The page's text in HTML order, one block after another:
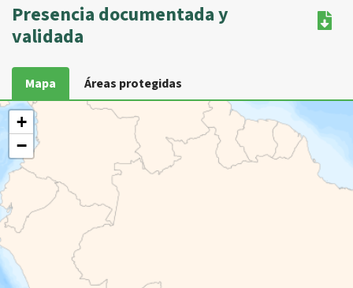
Presencia documentada y
validada
Mapa Áreas protegidas
+
−